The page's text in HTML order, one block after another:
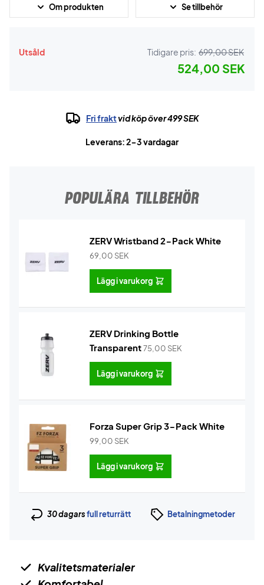
Om produkten Se tillbehör
Utsåld Tidigare pris: 699,00 SEK
524,00 SEK
Fri fraktvid köp över 499 SEK
Leverans: 2-3 vardagar
POPULÄRA TILLBEHÖR
ZERV Wristband 2-Pack White
69,00 SEK
Lägg i varukorg
ZERV Drinking Bottle
Transparent75,00 SEK
Lägg i varukorg
Forza Super Grip 3-Pack White
99,00 SEK
Lägg i varukorg
30 dagarsfull returrätt Betalningmetoder
Kvalitetsmaterialer